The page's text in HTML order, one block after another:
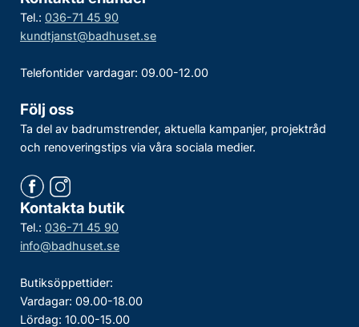
Tel.: 036-71 45 90
kundtjanst@badhuset.se
Telefontider vardagar: 09.00-12.00
Följ oss
Ta del av badrumstrender, aktuella kampanjer, projektråd
och renoveringstips via våra sociala medier.
Kontakta butik
Tel.: 036-71 45 90
info@badhuset.se
Butiksöppettider:
Vardagar: 09.00-18.00
Lördag: 10.00-15.00